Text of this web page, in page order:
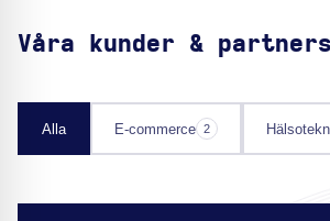
Våra kunder & partners
Alla E-commerce 2